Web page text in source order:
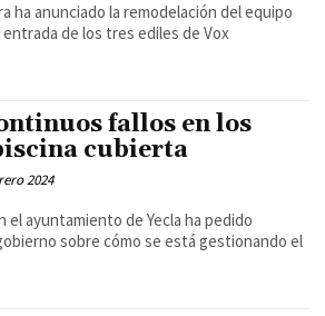
ha anunciado la remodelación del equipo
de los tres ediles de Vox
fallos en los
cubierta
2024
el ayuntamiento de Yecla ha pedido
sobre cómo se está gestionando el